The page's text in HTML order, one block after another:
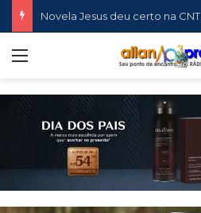
Novela Jesus deu certo na CNT
Menu